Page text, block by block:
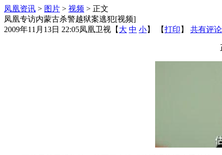
凤凰资讯 > 图片 > 视频 > 正文
凤凰专访内蒙古杀警越狱案逃犯[视频]
2009年11月13日 22:05凤凰卫视 【 大 中 小】 【打印 】 共有评论